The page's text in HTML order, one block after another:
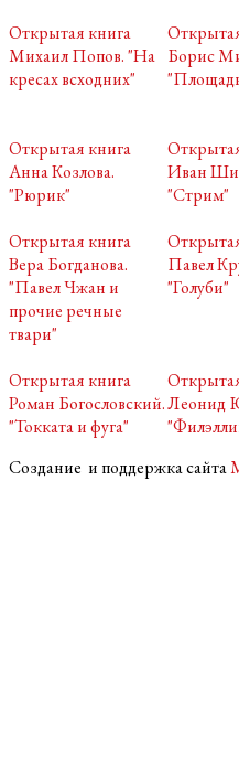
Открытая книга
Михаил Попов. "На
кресах всходних"
Борис
Открытая книга
Анна Козлова.
"Рюрик"
Иван
"Стрим"
Открытая книга
Вера Богданова.
"Павел Чжан и
прочие речные
твари"
Павел
"Голуби"
Открытая книга
Роман Богословский.
"Токката и фуга"
Леонид
Создание и поддержка сайта